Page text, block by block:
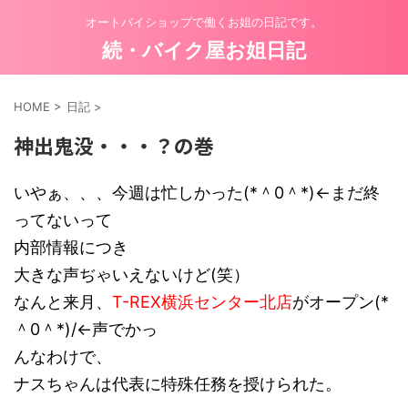
オートバイショップで働くお姐の日記です。
続・バイク屋お姐日記
HOME > 日記 >
神出鬼没・・・？の巻
いやぁ、、、今週は忙しかった(*＾0＾*)←まだ終
ってないって
内部情報につき
大きな声ぢゃいえないけど(笑）
なんと来月、 T-REX横浜センター北店がオープン(*
＾0＾*)/←声でかっ
んなわけで、
ナスちゃんは代表に特殊任務を授けられた。